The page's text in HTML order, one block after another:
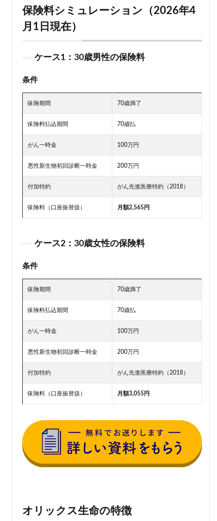
保険料シミュレーション（2026年4
月1日現在）
ケース1：30歳男性の保険料
条件
保険期間 70歳満了
保険料払込期間 70歳払
がん一時金 100万円
悪性新生物初回診断一時金 200万円
付加特約 がん先進医療特約（2018）
保険料（口座振替扱） 月額2,565円
ケース2：30歳女性の保険料
条件
保険期間 70歳満了
保険料払込期間 70歳払
がん一時金 100万円
悪性新生物初回診断一時金 200万円
付加特約 がん先進医療特約（2018）
保険料（口座振替扱） 月額3,055円
オリックス生命の特徴